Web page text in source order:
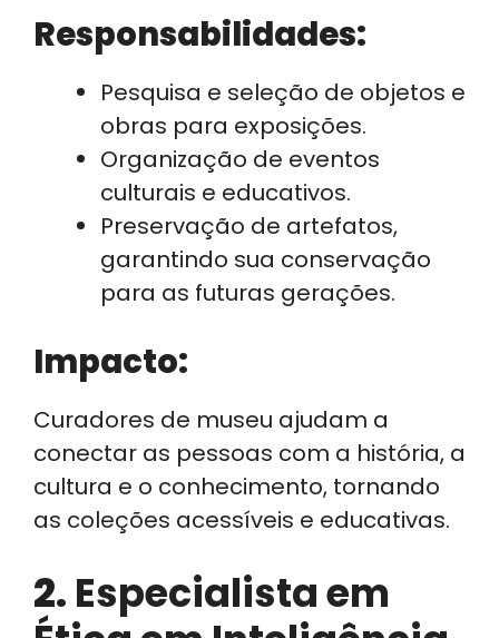
Responsabilidades:
Pesquisa e seleção de objetos e
obras para exposições.
Organização de eventos
culturais e educativos.
Preservação de artefatos,
garantindo sua conservação
para as futuras gerações.
Impacto:
Curadores de museu ajudam a
conectar as pessoas com a história, a
cultura e o conhecimento, tornando
as coleções acessíveis e educativas.
2. Especialista em